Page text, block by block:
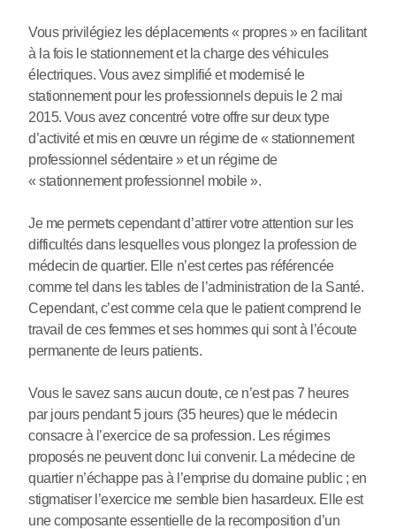
Vous privilégiez les déplacements « propres » en facilitant
à la fois le stationnement et la charge des véhicules
électriques. Vous avez simplifié et modernisé le
stationnement pour les professionnels depuis le 2 mai
2015. Vous avez concentré votre offre sur deux type
d’activité et mis en œuvre un régime de « stationnement
professionnel sédentaire » et un régime de
« stationnement professionnel mobile ».
Je me permets cependant d’attirer votre attention sur les
difficultés dans lesquelles vous plongez la profession de
médecin de quartier. Elle n’est certes pas référencée
comme tel dans les tables de l’administration de la Santé.
Cependant, c’est comme cela que le patient comprend le
travail de ces femmes et ses hommes qui sont à l’écoute
permanente de leurs patients.
Vous le savez sans aucun doute, ce n’est pas 7 heures
par jours pendant 5 jours (35 heures) que le médecin
consacre à l’exercice de sa profession. Les régimes
proposés ne peuvent donc lui convenir. La médecine de
quartier n’échappe pas à l’emprise du domaine public ; en
stigmatiser l’exercice me semble bien hasardeux. Elle est
une composante essentielle de la recomposition d’un